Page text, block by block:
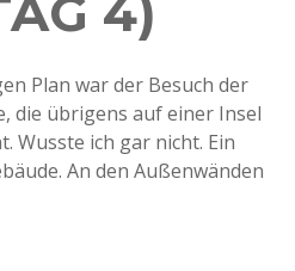
4)
Plan war der Besuch der
die übrigens auf einer Insel
Wusste ich gar nicht. Ein
An den Außenwänden